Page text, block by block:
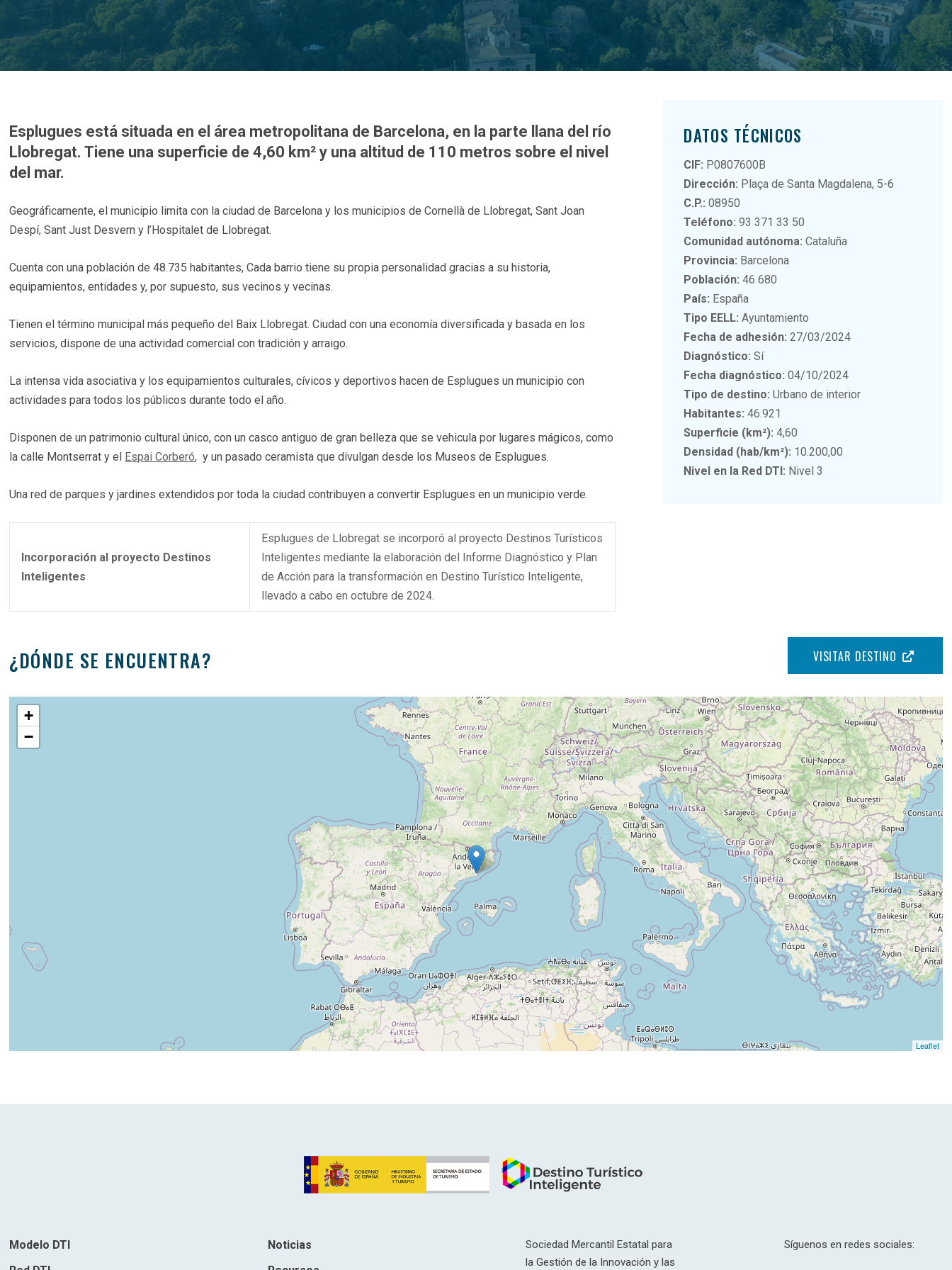
Esplugues está situada en el área metropolitana de Barcelona, en la parte llana del río
Llobregat. Tiene una superficie de 4,60 km² y una altitud de 110 metros sobre el nivel
del mar.
Geográficamente, el municipio limita con la ciudad de Barcelona y los municipios de Cornellà de Llobregat, Sant Joan
Despí, Sant Just Desvern y l’Hospitalet de Llobregat.
Cuenta con una población de 48.735 habitantes, Cada barrio tiene su propia personalidad gracias a su historia,
equipamientos, entidades y, por supuesto, sus vecinos y vecinas.
Tienen el término municipal más pequeño del Baix Llobregat. Ciudad con una economía diversificada y basada en los
servicios, dispone de una actividad comercial con tradición y arraigo.
La intensa vida asociativa y los equipamientos culturales, cívicos y deportivos hacen de Esplugues un municipio con
actividades para todos los públicos durante todo el año.
Disponen de un patrimonio cultural único, con un casco antiguo de gran belleza que se vehicula por lugares mágicos, como
la calle Montserrat y el
Espai Corberó, y un pasado ceramista que divulgan desde los Museos de Esplugues.
Una red de parques y jardines extendidos por toda la ciudad contribuyen a convertir Esplugues en un municipio verde.
Incorporación al proyecto Destinos
Inteligentes
Esplugues de Llobregat se incorporó al proyecto Destinos Turísticos
Inteligentes mediante la elaboración del Informe Diagnóstico y Plan
de Acción para la transformación en Destino Turístico Inteligente,
llevado a cabo en octubre de 2024.
DATOS TÉCNICOS
CIF: P0807600B
Dirección: Plaça de Santa Magdalena, 5-6
C.P.: 08950
Teléfono: 93 371 33 50
Comunidad autónoma: Cataluña
Provincia: Barcelona
Población: 46 680
País: España
Tipo EELL: Ayuntamiento
Fecha de adhesión: 27/03/2024
Diagnóstico: Sí
Fecha diagnóstico: 04/10/2024
Tipo de destino: Urbano de interior
Habitantes: 46.921
Superficie (km²): 4,60
Densidad (hab/km²): 10.200,00
Nivel en la Red DTI: Nivel 3
¿DÓNDE SE ENCUENTRA? VISITAR DESTINO
+
−
Leaflet
Modelo DTI
Noticias
Sociedad Mercantil Estatal para
la Gestión de la Innovación y las
Síguenos en redes sociales: